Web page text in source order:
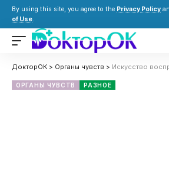
By using this site, you agree to the Privacy Policy
of Use.
ДокторОК > Органы чувств > Искусство восприятия: как
ОРГАНЫ ЧУВСТВ РАЗНОЕ